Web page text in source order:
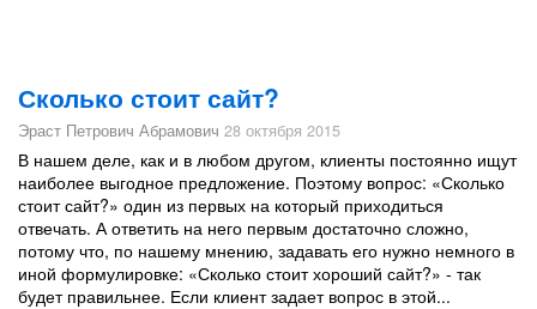
Сколько стоит сайт?
Эраст Петрович Абрамович 28 октября 2015
В нашем деле, как и в любом другом, клиенты постоянно ищут
наиболее выгодное предложение. Поэтому вопрос: «Сколько
стоит сайт?» один из первых на который приходиться
отвечать. А ответить на него первым достаточно сложно,
потому что, по нашему мнению, задавать его нужно немного в
иной формулировке: «Сколько стоит хороший сайт?» - так
будет правильнее. Если клиент задает вопрос в этой...